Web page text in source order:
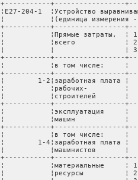
+-----------+-----------------
¦Е27-204-1  ¦Устройство
¦           ¦(единица
+-----------+-----------------
¦           ¦Прямые затраты,
¦           ¦всего            ¦ 2
¦           ¦                 ¦ 3
+-----------+-----------------
¦           ¦в том числе:
+-----------+-----------------
¦        1-2¦заработная
¦           ¦рабочих-
¦           ¦строителей
+-----------+-----------------
¦           ¦эксплуатация
¦           ¦машин
+-----------+-----------------
¦           ¦в том числе:
¦        1-4¦заработная
¦           ¦машинистов
+-----------+-----------------
¦           ¦материальные
¦           ¦ресурсы          ¦ 2